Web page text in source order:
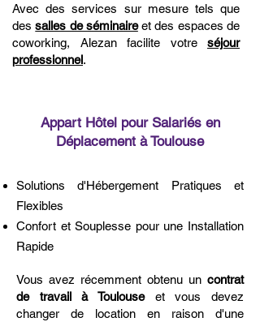
Avec des services sur mesure tels que
dessalles de séminaireet des espaces de
coworking, Alezan facilite votre séjour
professionnel.
Appart Hôtel pour Salariés en
Déplacement à Toulouse
Solutions d'Hébergement Pratiques et
Flexibles
Confort et Souplesse pour une Installation
Rapide
Vous avez récemment obtenu un contrat
de travail à Toulouseet vous devez
changer de location en raison d'une